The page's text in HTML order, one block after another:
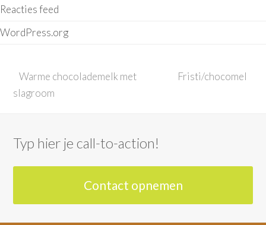
Reacties feed
WordPress.org
previous
post:
Warme chocolademelk met
slagroom
next
Fristi/chocomel
Typ hier je call-to-action!
Contact opnemen